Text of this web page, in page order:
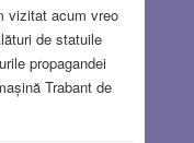
vizitat acum vreo
de statuile
propagandei
Trabant de